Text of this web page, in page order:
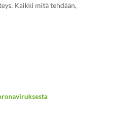
Kaikki mitä tehdään,